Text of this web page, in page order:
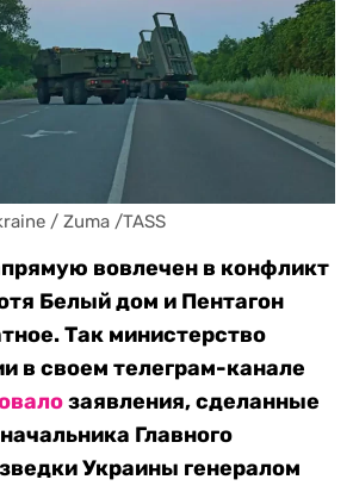
/ Zuma /TASS
вовлечен в конфликт
Белый дом и Пентагон
Так министерство
в своем телеграм-канале
заявления, сделанные
Главного
Украины генералом